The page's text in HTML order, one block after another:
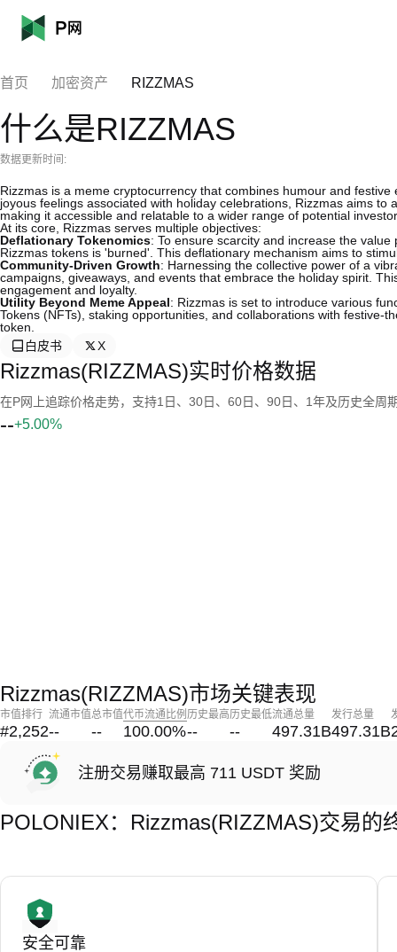
首页 加密资产 RIZZMAS
什么是RIZZMAS
数据更新时间:
Rizzmas is a meme cryptocurrency that combines humour and
joyous feelings associated with holiday celebrations, Rizzmas aims
making it accessible and relatable to a wider range of potential
At its core, Rizzmas serves multiple objectives:
Deflationary Tokenomics: To ensure scarcity and increase the
Rizzmas tokens is 'burned'. This deflationary mechanism aims to
Community-Driven Growth: Harnessing the collective power of a
campaigns, giveaways, and events that embrace the holiday spirit.
engagement and loyalty.
Utility Beyond Meme Appeal: Rizzmas is set to introduce various
Tokens (NFTs), staking opportunities, and collaborations with festive-
token.
白皮书
X
Rizzmas(RIZZMAS)实时价格数据
在P网上追踪价格走势，支持1日、30日、60日、90日、1年及历史全周
--+5.00%
Rizzmas(RIZZMAS)市场关键表现
市值排行
#2,252
流通市值
--
总市值
--
代币流通比例
100.00%
历史最高
--
历史最低
--
流通总量
497.31B
发行总量
497.31B
注册交易赚取最高 711 USDT 奖励
POLONIEX：Rizzmas(RIZZMAS)交易的
安全可靠